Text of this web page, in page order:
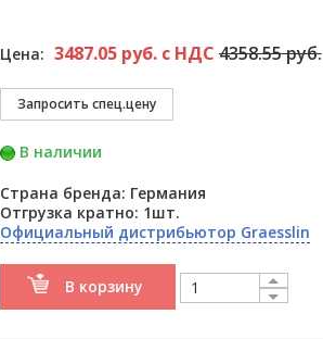
Цена: 3487.05 руб. с НДС4358.55 руб.
В наличии
Страна бренда: Германия
Отгрузка кратно: 1шт.
Официальный дистрибьютор Graesslin
В корзину